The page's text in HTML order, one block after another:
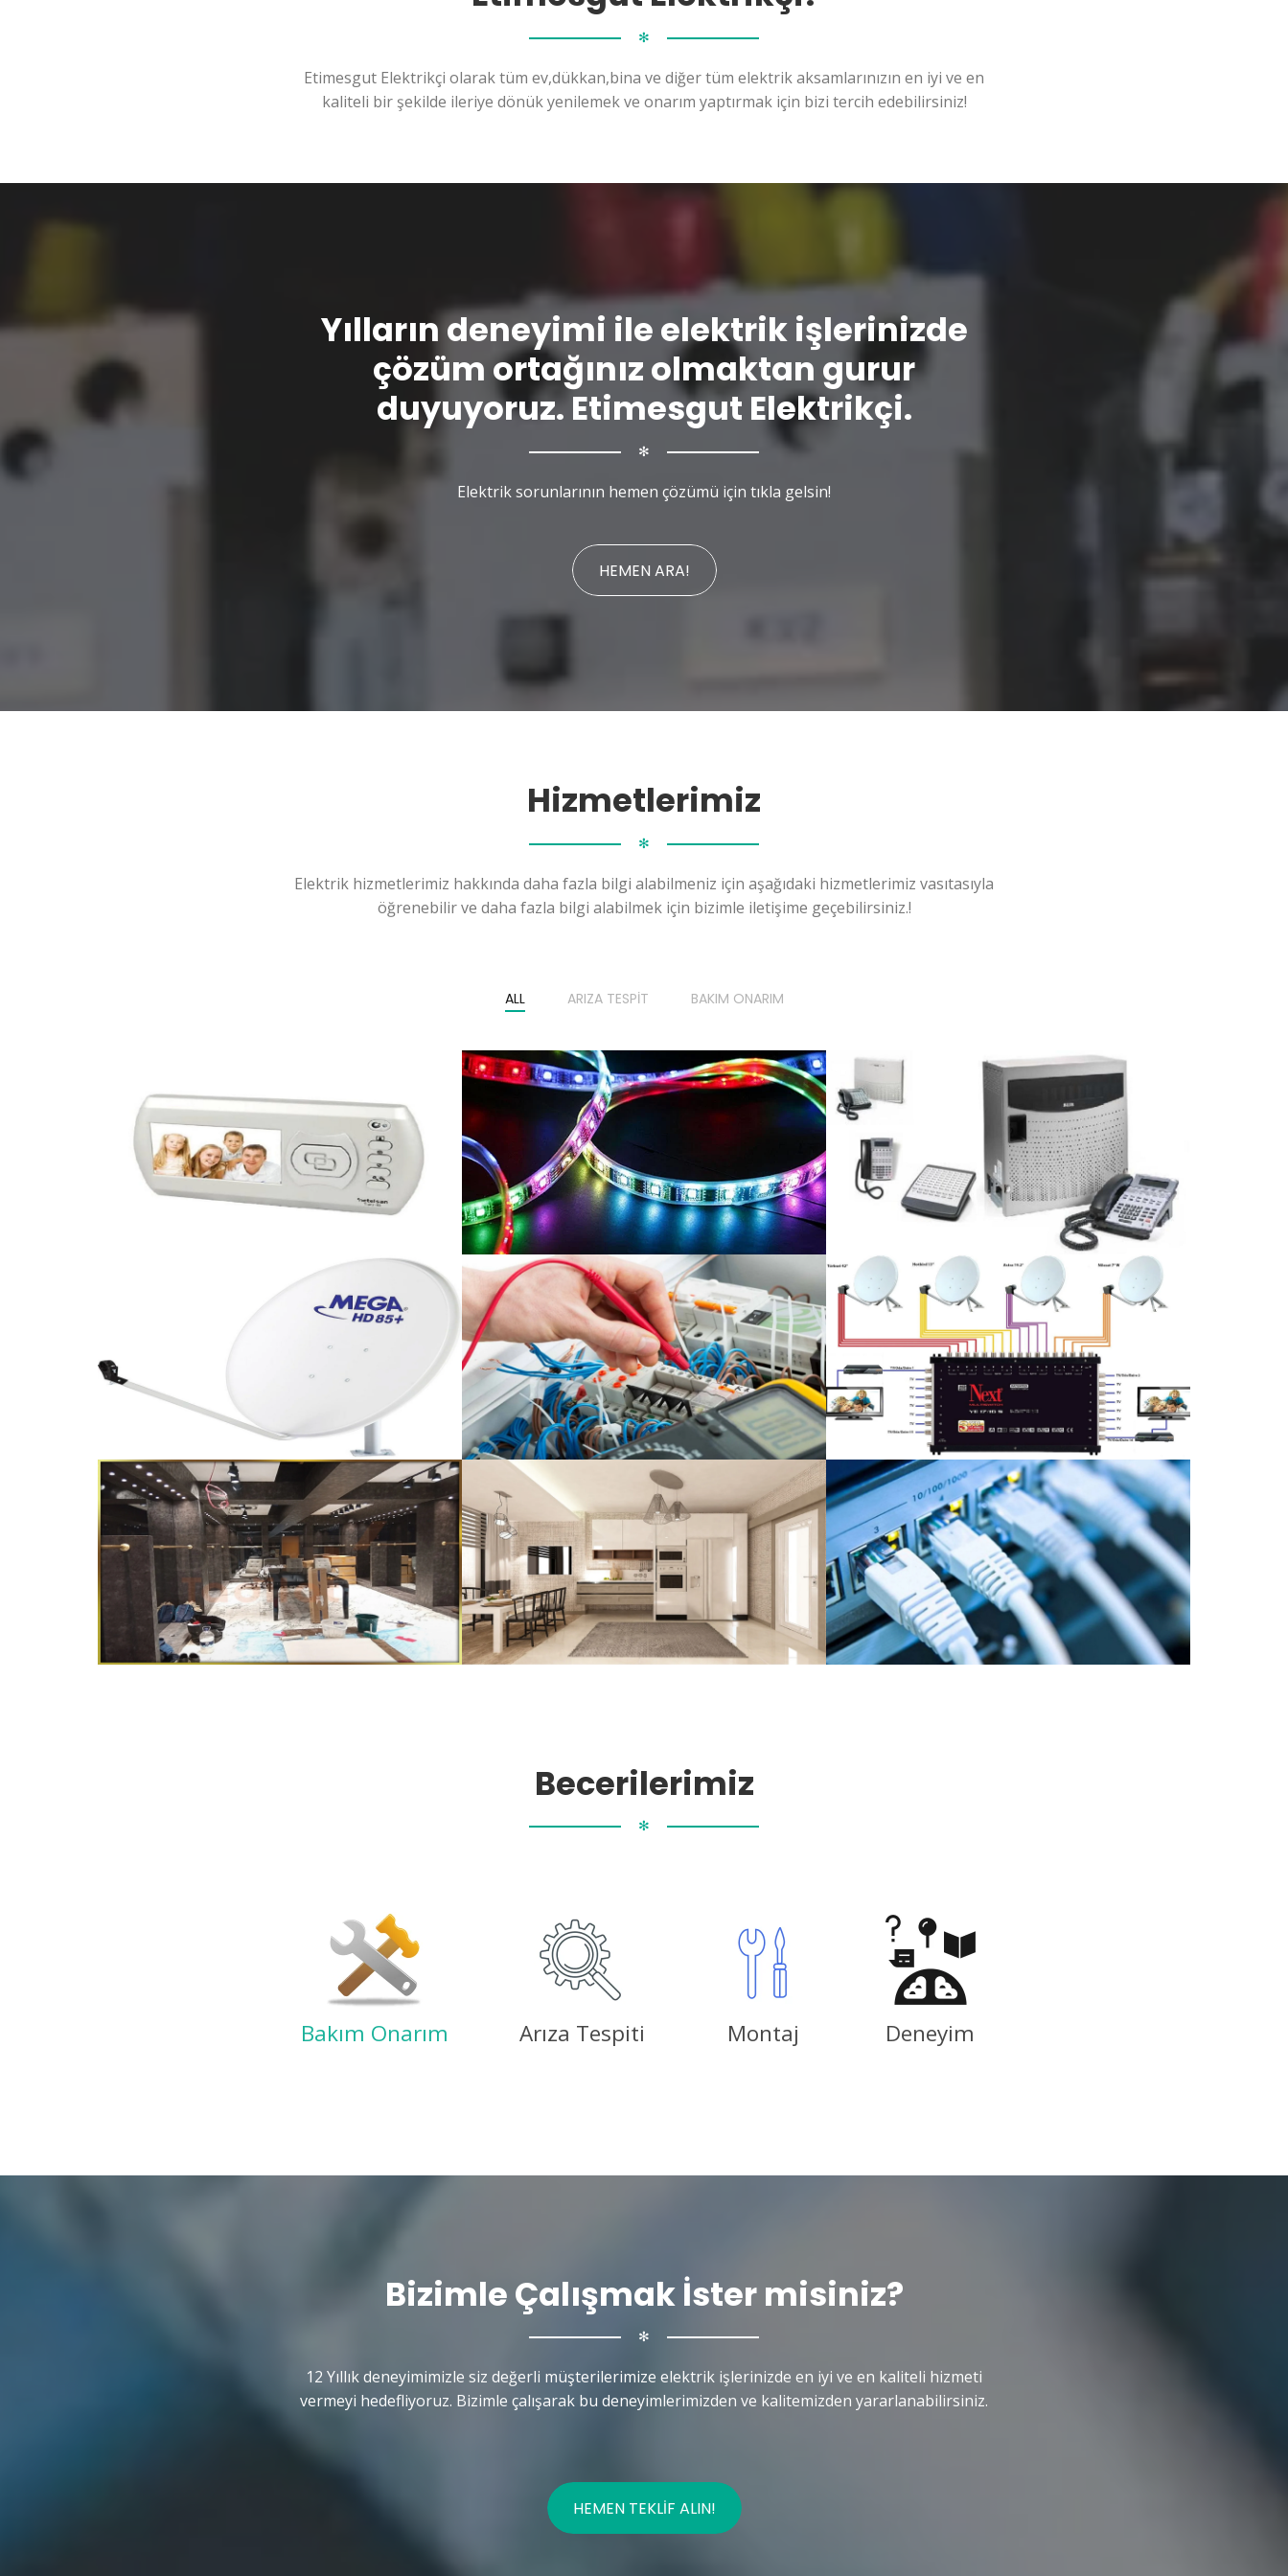
✻
Etimesgut Elektrikçi olarak tüm ev,dükkan,bina ve diğer tüm elektrik aksamlarınızın en iyi ve en
kaliteli bir şekilde ileriye dönük yenilemek ve onarım yaptırmak için bizi tercih edebilirsiniz!
Yılların deneyimi ile elektrik işlerinizde
çözüm ortağınız olmaktan gurur
duyuyoruz. Etimesgut Elektrikçi.
✻
Elektrik sorunlarının hemen çözümü için tıkla gelsin!
HEMEN ARA!
Hizmetlerimiz
✻
Elektrik hizmetlerimiz hakkında daha fazla bilgi alabilmeniz için aşağıdaki hizmetlerimiz vasıtasıyla
öğrenebilir ve daha fazla bilgi alabilmek için bizimle iletişime geçebilirsiniz.!
ALL ARIZA TESPIT BAKIM ONARIM
Becerilerimiz
✻
Bakım Onarım Arıza Tespiti Montaj Deneyim
Bizimle Çalışmak İster misiniz?
✻
12 Yıllık deneyimimizle siz değerli müşterilerimize elektrik işlerinizde en iyi ve en kaliteli hizmeti
vermeyi hedefliyoruz. Bizimle çalışarak bu deneyimlerimizden ve kalitemizden yararlanabilirsiniz.
HEMEN TEKLIF ALIN!